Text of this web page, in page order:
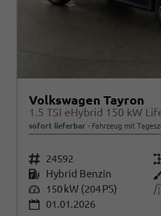
Volkswagen Tayron
sofort lieferbar Fahrzeug mit
Fahrzeugnr. 24592
Kraftstoff Hybrid Benzin
Leistung 150 kW (204 PS)
01.01.2026